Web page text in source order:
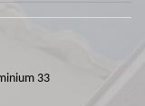
33